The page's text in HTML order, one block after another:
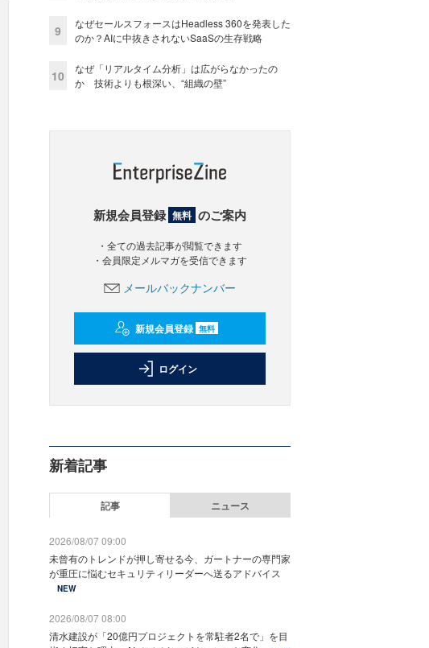
9
なぜセールスフォースはHeadless 360を発表した
のか？AIに中抜きされないSaaSの生存戦略
10
なぜ「リアルタイム分析」は広がらなかったの
か 技術よりも根深い、“組織の壁”
新規会員登録 無料 のご案内
・全ての過去記事が閲覧できます
・会員限定メルマガを受信できます
メールバックナンバー
新規会員登録 無料
ログイン
新着記事
記事 ニュース
2026/08/07 09:00
未曾有のトレンドが押し寄せる今、ガートナーの専門家
が重圧に悩むセキュリティリーダーへ送るアドバイス
NEW
2026/08/07 08:00
清水建設が「20億円プロジェクトを常駐者2名で」を目